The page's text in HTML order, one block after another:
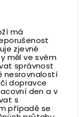
má
zjevné
měl ve svém
správnost
nesrovnalostí
dopravce
den a v
s
případě se